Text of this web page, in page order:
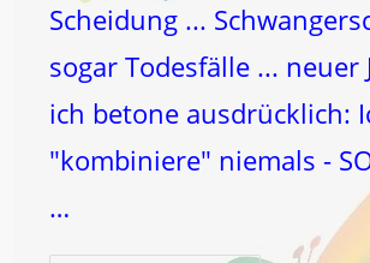
Scheidung ...
sogar Todesfälle ... neuer
ich betone ausdrücklich:
"kombiniere" niemals -
…